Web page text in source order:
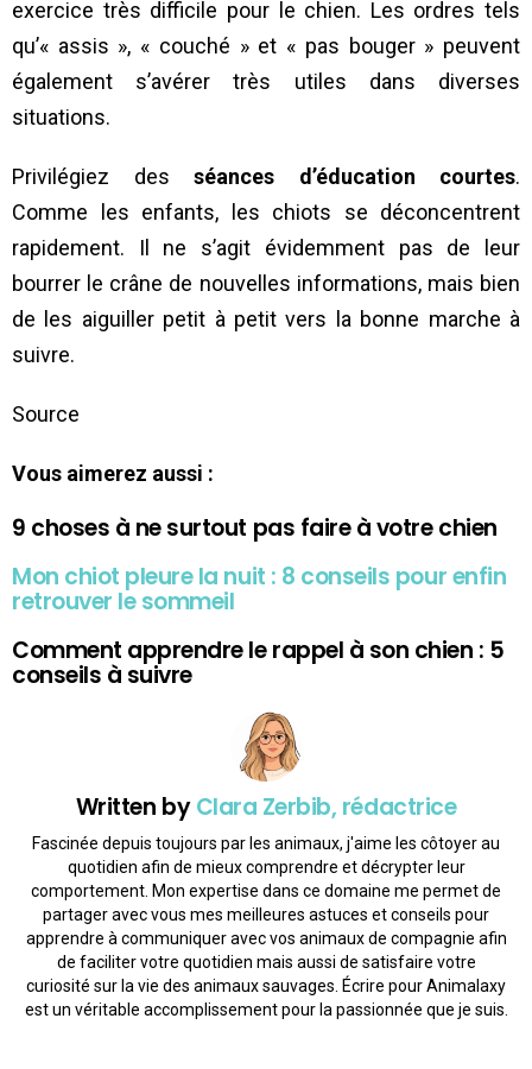
exercice très difficile pour le chien. Les ordres tels
qu’« assis », « couché » et « pas bouger » peuvent
également s’avérer très utiles dans diverses
situations.
Privilégiez des séances d’éducation courtes.
Comme les enfants, les chiots se déconcentrent
rapidement. Il ne s’agit évidemment pas de leur
bourrer le crâne de nouvelles informations, mais bien
de les aiguiller petit à petit vers la bonne marche à
suivre.
Source
Vous aimerez aussi :
9 choses à ne surtout pas faire à votre chien
Mon chiot pleure la nuit : 8 conseils pour enfin
retrouver le sommeil
Comment apprendre le rappel à son chien : 5
conseils à suivre
Written byClara Zerbib, rédactrice
Fascinée depuis toujours par les animaux, j'aime les côtoyer au
quotidien afin de mieux comprendre et décrypter leur
comportement. Mon expertise dans ce domaine me permet de
partager avec vous mes meilleures astuces et conseils pour
apprendre à communiquer avec vos animaux de compagnie afin
de faciliter votre quotidien mais aussi de satisfaire votre
curiosité sur la vie des animaux sauvages. Écrire pour Animalaxy
est un véritable accomplissement pour la passionnée que je suis.